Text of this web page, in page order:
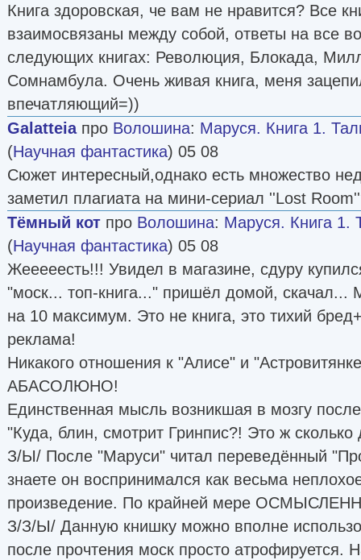
Книга здоровская, че вам не нравится? Все
взаимосвязаны между собой, ответы на все
следующих книгах: Революция, Блокада,
Сомнамбула. Очень живая книга, меня
впечатляющий=))
Galatteiaпро Волошина: Маруся. Книга 1.
(Научная фантастика) 05 08
Сюжет интересный,однако есть множество
заметил плагиата на мини-сериал ''Lost
Тёмный кот про Волошина: Маруся. Книга 1.
(Научная фантастика) 05 08
Жееееесть!!! Увидел в магазине, сдуру
"моск... топ-книга..." пришёл домой, скачал...
на 10 максимум. Это не книга, это тихий
реклама!
Никакого отношения к "Алисе" и
АБАСОЛЮНО!
Единственная мысль возникшая в мозгу
"Куда, блин, смотрит Гринпис?! Это ж сколько
З/Ы/ После "Маруси" читал переведённый
знаете он воспринимался как весьма
произведение. По крайней мере
З/З/Ы/ Данную книшку можно вполне
после прочтения моск просто атрофируется.